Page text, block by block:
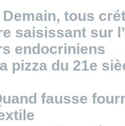
Demain, tous
saisissant sur
endocriniens
pizza du 21e
fausse